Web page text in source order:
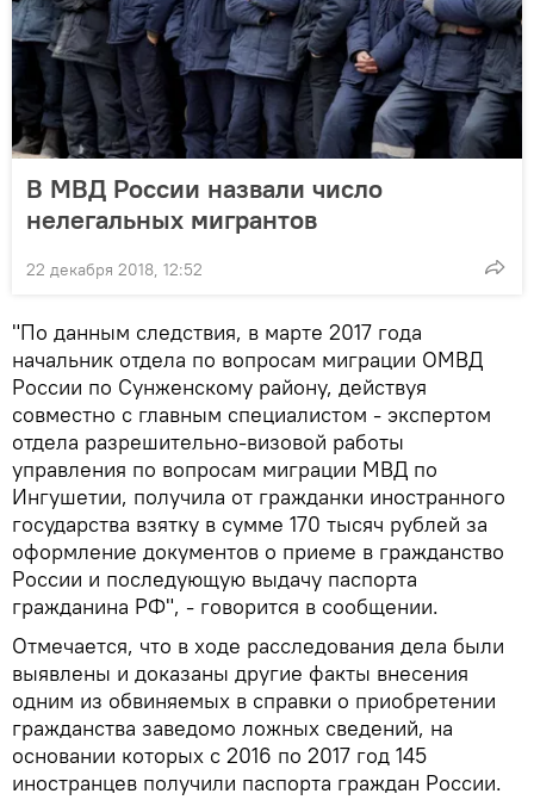
В МВД России назвали число
нелегальных мигрантов
22 декабря 2018, 12:52
"По данным следствия, в марте 2017 года
начальник отдела по вопросам миграции ОМВД
России по Сунженскому району, действуя
совместно с главным специалистом - экспертом
отдела разрешительно-визовой работы
управления по вопросам миграции МВД по
Ингушетии, получила от гражданки иностранного
государства взятку в сумме 170 тысяч рублей за
оформление документов о приеме в гражданство
России и последующую выдачу паспорта
гражданина РФ", - говорится в сообщении.
Отмечается, что в ходе расследования дела были
выявлены и доказаны другие факты внесения
одним из обвиняемых в справки о приобретении
гражданства заведомо ложных сведений, на
основании которых с 2016 по 2017 год 145
иностранцев получили паспорта граждан России.